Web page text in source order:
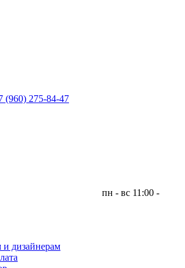
(960) 275-84-47
пн - вс 11:00 -
и дизайнерам